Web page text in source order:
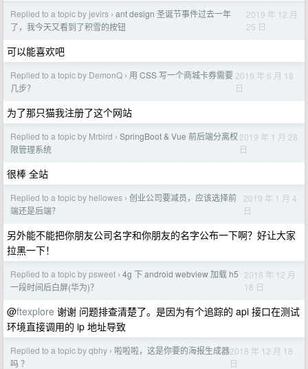
Replied to a topic by jevirs › ant design 圣诞节事件过去一年
了，我今天又看到了积雪的按钮
2019 年 12 月
25 日
可以能喜欢吧
Replied to a topic by DemonQ › 用 CSS 写一个商城卡券需要
几步？
2019 年 6 月 18
日
为了那只猫我注册了这个网站
Replied to a topic by Mrbird › SpringBoot & Vue 前后端分离权
限管理系统
2019 年 1 月 28
日
很棒 全站
Replied to a topic by hellowes › 创业公司要减员，应该选择前
端还是后端？
2019 年 1 月 4
日
另外能不能把你朋友公司名字和你朋友的名字公布一下啊？好让大家
拉黑一下！
Replied to a topic by psweet › 4g 下 android webview 加载 h5
一段时间后白屏(华为)？
2018 年 12 月
18 日
@ftexplore 谢谢 问题排查清楚了。是因为有个追踪的 api 接口在测试
环境直接调用的 ip 地址导致
Replied to a topic by qbhy › 啦啦啦，这是你要的海报生成器
吗 ？
2018 年 12 月 18
日